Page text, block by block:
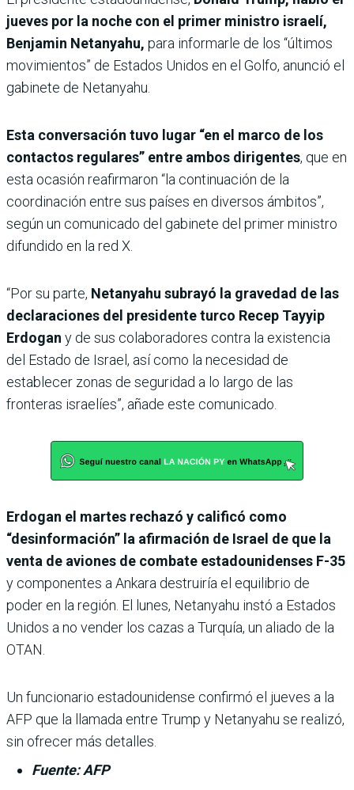
jueves por la noche con el primer ministro israelí,
Benjamin Netanyahu, para informarle de los “últimos
movimientos” de Estados Unidos en el Golfo, anunció el
gabinete de Netanyahu.
Esta conversación tuvo lugar “en el marco de los
contactos regulares” entre ambos dirigentes, que en
esta ocasión reafirmaron “la continuación de la
coordinación entre sus países en diversos ámbitos”,
según un comunicado del gabinete del primer ministro
difundido en la red X.
“Por su parte, Netanyahu subrayó la gravedad de las
declaraciones del presidente turco Recep Tayyip
Erdogan y de sus colaboradores contra la existencia
del Estado de Israel, así como la necesidad de
establecer zonas de seguridad a lo largo de las
fronteras israelíes”, añade este comunicado.
Erdogan el martes rechazó y calificó como
“desinformación” la afirmación de Israel de que la
venta de aviones de combate estadounidenses F-35
y componentes a Ankara destruiría el equilibrio de
poder en la región. El lunes, Netanyahu instó a Estados
Unidos a no vender los cazas a Turquía, un aliado de la
OTAN.
Un funcionario estadounidense confirmó el jueves a la
AFP que la llamada entre Trump y Netanyahu se realizó,
sin ofrecer más detalles.
Fuente: AFP